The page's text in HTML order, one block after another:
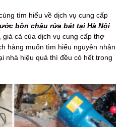
tìm hiểu về dịch vụ cung cấp
bồn chậu rửa bát tại Hà Nội
cả của dịch vụ cung cấp thợ
hàng muốn tìm hiểu nguyên nhân
nhà hiệu quả thì đều có hết trong